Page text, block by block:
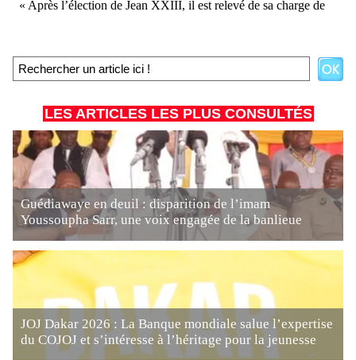
LES ARTICLES LES PLUS CONSULTÉS
Guédiawaye en deuil : disparition de l’imam
Youssoupha Sarr, une voix engagée de la banlieue
JOJ Dakar 2026 : La Banque mondiale salue l’expertise
du COJOJ et s’intéresse à l’héritage pour la jeunesse